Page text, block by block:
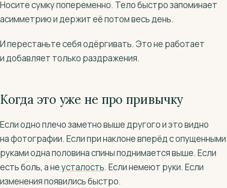
Носите сумку попеременно. Тело быстро запоминает
асимметрию и держит её потом весь день.
И перестаньте себя одёргивать. Это не работает
и добавляет только раздражения.
Когда это уже не про привычку
Если одно плечо заметно выше другого и это видно
на фотографии. Если при наклоне вперёд с опущенными
руками одна половина спины поднимается выше. Если
есть боль, а неусталость. Если немеют руки. Если
изменения появились быстро.